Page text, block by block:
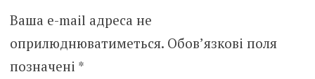
Ваша e-mail адреса не
оприлюднюватиметься. Обов’язкові поля
позначені *